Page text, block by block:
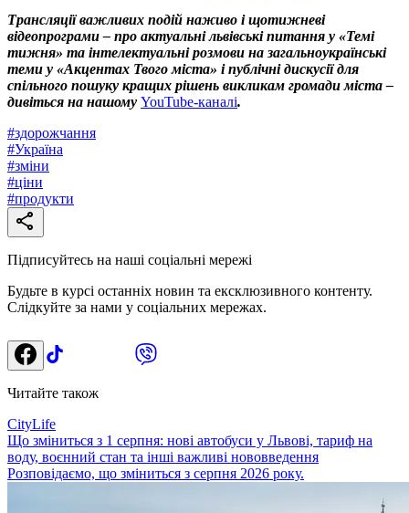
Трансляції важливих подій наживо і щотижневі
відеопрограми – про актуальні львівські питання у «Темі
тижня» та інтелектуальні розмови на загальноукраїнські
теми у «Акцентах Твого міста» і публічні дискусії для
спільного пошуку кращих рішень викликам громади міста –
дивіться на нашому YouTube-каналі.
#здорожчання
#Україна
#зміни
#ціни
#продукти
Підписуйтесь на наші соціальні мережі
Будьте в курсі останніх новин та ексклюзивного контенту.
Слідкуйте за нами у соціальних мережах.
Читайте також
CityLife
Що зміниться з 1 серпня: нові автобуси у Львові, тариф на
воду, воєнний стан та інші важливі нововведення
Розповідаємо, що зміниться з серпня 2026 року.